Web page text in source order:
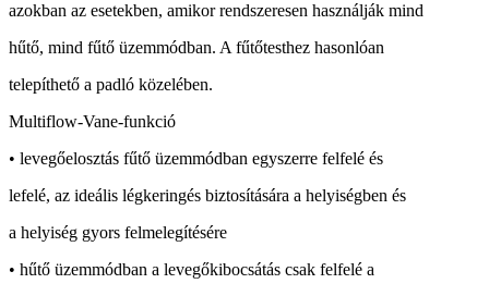
azokban az esetekben, amikor rendszeresen használják mind
hűtő, mind fűtő üzemmódban. A fűtőtesthez hasonlóan
telepíthető a padló közelében.
Multiflow-Vane-funkció
• levegőelosztás fűtő üzemmódban egyszerre felfelé és
lefelé, az ideális légkeringés biztosítására a helyiségben és
a helyiség gyors felmelegítésére
• hűtő üzemmódban a levegőkibocsátás csak felfelé a